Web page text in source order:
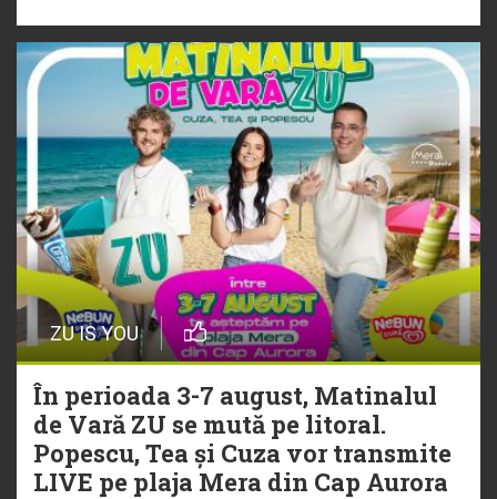
ZU IS YOU
În perioada 3-7 august, Matinalul
de Vară ZU se mută pe litoral.
Popescu, Tea și Cuza vor transmite
LIVE pe plaja Mera din Cap Aurora